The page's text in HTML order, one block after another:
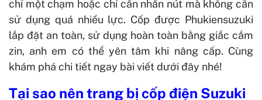
chỉ một chạm hoặc chỉ cần nhấn nút mà không cần
sử dụng quá nhiều lực. Cốp được Phukiensuzuki
lắp đặt an toàn, sử dụng hoàn toàn bằng giắc cắm
zin, anh em có thể yên tâm khi nâng cấp. Cùng
khám phá chi tiết ngay bài viết dưới đây nhé!
Tại sao nên trang bị cốp điện Suzuki